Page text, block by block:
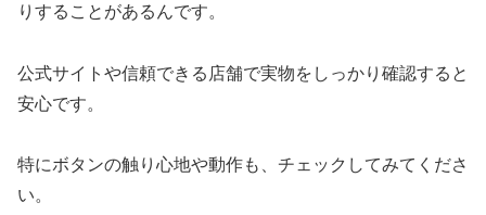
りすることがあるんです。
公式サイトや信頼できる店舗で実物をしっかり確認すると
安心です。
特にボタンの触り心地や動作も、チェックしてみてくださ
い。